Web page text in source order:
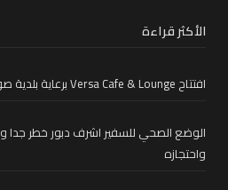
الأكثر قراءة
افتتاح Versa Cafe & Lounge برعاية بلدية صور
الوضع الصحي للسفير اشرف دبور خطر جدا
واحتجازه